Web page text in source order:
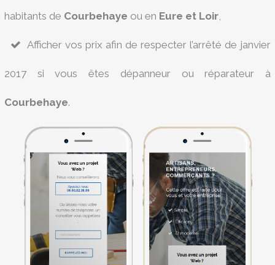
habitants de Courbehaye ou en Eure et Loir,
Afficher vos prix afin de respecter l’arrêté de janvier
2017 si vous êtes dépanneur ou réparateur à
Courbehaye.